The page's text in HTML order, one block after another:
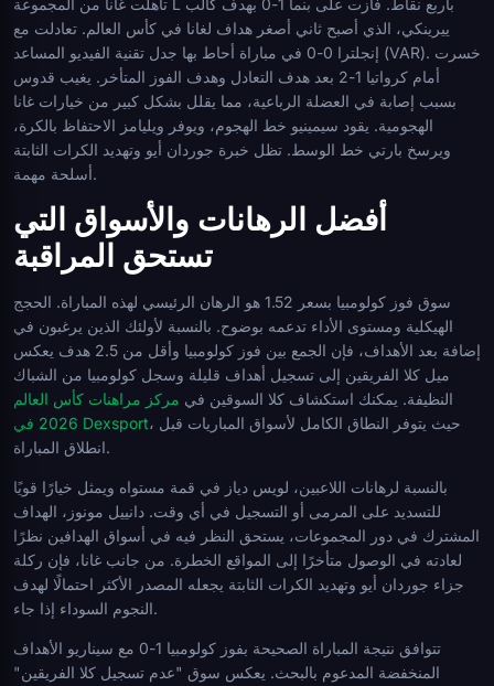
تأهلت غانا من المجموعة L بأربع نقاط. فازت على بنما 1-0 بهدف كالب
ييرينكي، الذي أصبح ثاني أصغر هداف لغانا في كأس العالم. تعادلت مع
إنجلترا 0-0 في مباراة أحاط بها جدل تقنية الفيديو المساعد (VAR). خسرت
أمام كرواتيا 1-2 بعد هدف التعادل وهدف الفوز المتأخر. يغيب قدوس
بسبب إصابة في العضلة الرباعية، مما يقلل بشكل كبير من خيارات غانا
الهجومية. يقود سيمينيو خط الهجوم، ويوفر ويليامز الاحتفاظ بالكرة،
ويرسخ بارتي خط الوسط. تظل خبرة جوردان أيو وتهديد الكرات الثابتة
أسلحة مهمة.
أفضل الرهانات والأسواق التي
تستحق المراقبة
سوق فوز كولومبيا بسعر 1.52 هو الرهان الرئيسي لهذه المباراة. الحجج
الهيكلية ومستوى الأداء تدعمه بوضوح. بالنسبة لأولئك الذين يرغبون في
إضافة بعد الأهداف، فإن الجمع بين فوز كولومبيا وأقل من 2.5 هدف يعكس
ميل كلا الفريقين إلى تسجيل أهداف قليلة وسجل كولومبيا من الشباك
النظيفة. يمكنك استكشاف كلا السوقين في مركز مراهنات كأس العالم
2026 في Dexsport، حيث يتوفر النطاق الكامل لأسواق المباريات قبل
انطلاق المباراة.
بالنسبة لرهانات اللاعبين، لويس دياز في قمة مستواه ويمثل خيارًا قويًا
للتسديد على المرمى أو التسجيل في أي وقت. دانييل مونوز، الهداف
المشترك في دور المجموعات، يستحق النظر فيه في أسواق الهدافين نظرًا
لعادته في الوصول متأخرًا إلى المواقع الخطرة. من جانب غانا، فإن ركلة
جزاء جوردان أيو وتهديد الكرات الثابتة يجعله المصدر الأكثر احتمالًا لهدف
النجوم السوداء إذا جاء.
تتوافق نتيجة المباراة الصحيحة بفوز كولومبيا 1-0 مع سيناريو الأهداف
المنخفضة المدعوم بالبحث. يعكس سوق "عدم تسجيل كلا الفريقين"